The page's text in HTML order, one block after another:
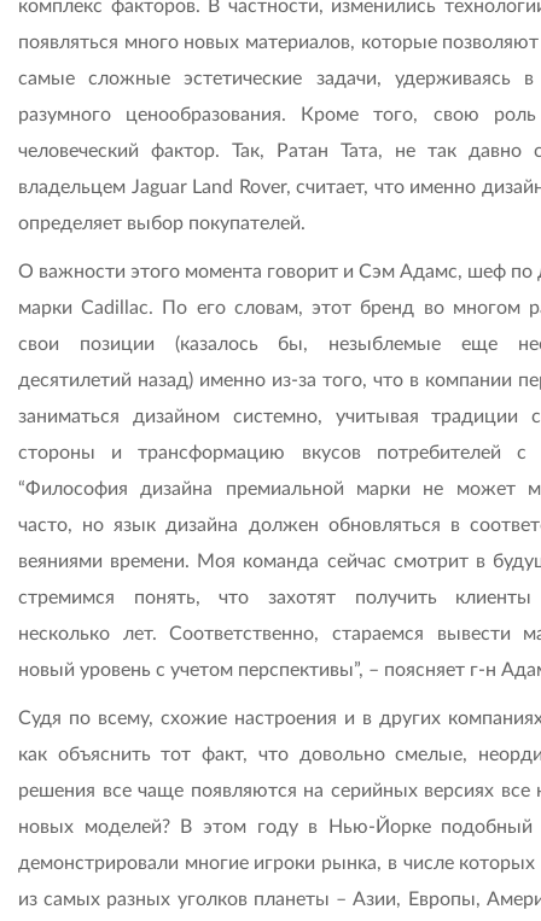
комплекс факторов. В частности, изменились
появляться много новых материалов, которые
самые сложные эстетические задачи, удерживаясь в
разумного ценообразования. Кроме того, свою роль
человеческий фактор. Так, Ратан Тата, не так давно
владельцем Jaguar Land Rover, считает, что именно
определяет выбор покупателей.
О важности этого момента говорит и Сэм Адамс, шеф по
марки Cadillac. По его словам, этот бренд во многом
свои позиции (казалось бы, незыблемые еще
десятилетий назад) именно из-за того, что в компании
заниматься дизайном системно, учитывая традиции
стороны и трансформацию вкусов потребителей с
“Философия дизайна премиальной марки не может
часто, но язык дизайна должен обновляться в
веяниями времени. Моя команда сейчас смотрит в
стремимся понять, что захотят получить клиенты
несколько лет. Соответственно, стараемся вывести
новый уровень с учетом перспективы”, – поясняет г-н
Судя по всему, схожие настроения и в других
как объяснить тот факт, что довольно смелые,
решения все чаще появляются на серийных версиях все
новых моделей? В этом году в Нью-Йорке подобный
демонстрировали многие игроки рынка, в числе
из самых разных уголков планеты – Азии, Европы,